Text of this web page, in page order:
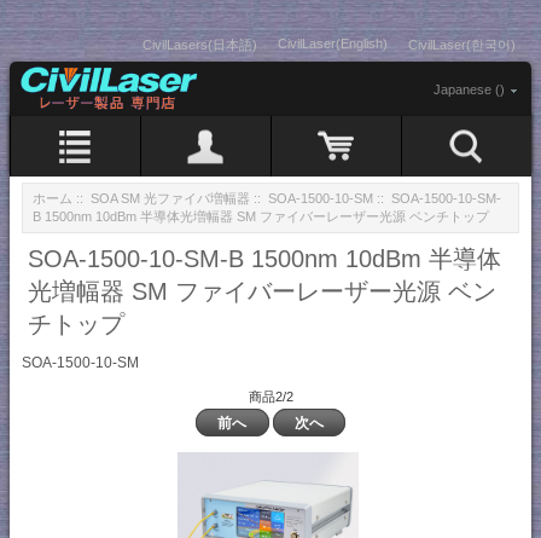
CivilLasers(日本語) CivilLaser(English) CivilLaser(한국어)
Japanese ()
ホーム :: SOA SM 光ファイバ増幅器 :: SOA-1500-10-SM :: SOA-1500-10-SM-
B 1500nm 10dBm 半導体光増幅器 SM ファイバーレーザー光源 ベンチトップ
SOA-1500-10-SM-B 1500nm 10dBm 半導体
光増幅器 SM ファイバーレーザー光源 ベン
チトップ
SOA-1500-10-SM
商品2/2
前へ 次へ